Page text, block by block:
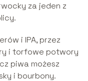
za jeden z
i IPA, przez
i torfowe potwory
piwa możesz
i bourbony.